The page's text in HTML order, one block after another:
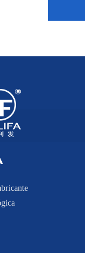
Plantas farmacêuticas de válvula de esfera wafer de alta pressão